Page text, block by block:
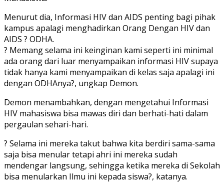
Menurut dia, Informasi HIV dan AIDS penting bagi pihak
kampus apalagi menghadirkan Orang Dengan HIV dan
AIDS ? ODHA.
? Memang selama ini keinginan kami seperti ini minimal
ada orang dari luar menyampaikan informasi HIV supaya
tidak hanya kami menyampaikan di kelas saja apalagi ini
dengan ODHAnya?, ungkap Demon.
Demon menambahkan, dengan mengetahui Informasi
HIV mahasiswa bisa mawas diri dan berhati-hati dalam
pergaulan sehari-hari.
? Selama ini mereka takut bahwa kita berdiri sama-sama
saja bisa menular tetapi ahri ini mereka sudah
mendengar langsung, sehingga ketika mereka di Sekolah
bisa menularkan Ilmu ini kepada siswa?, katanya.